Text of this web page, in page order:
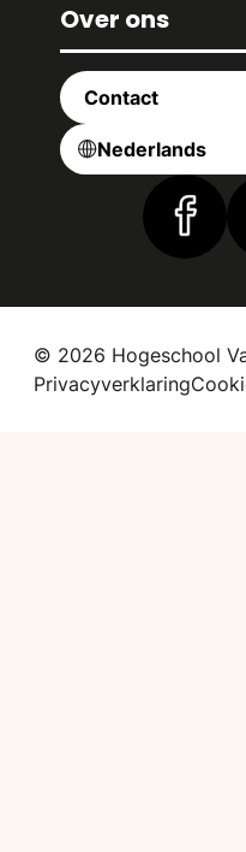
Over ons
Contact
Nederlands
Vind
© 2026 Hogeschool
Privacyverklaring